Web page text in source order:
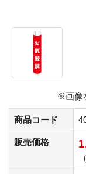
※画像
商品コード
販売価格